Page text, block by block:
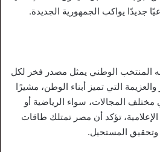
جديدًا يواكب الجمهورية الجديدة.
المنتخب الوطني يمثل مصدر فخر لكل
التي تميز أبناء الوطن، مشيرًا
مختلف المجالات، سواء الرياضية أو
الإعلامية، تؤكد أن مصر تمتلك طاقات
وتحقيق المستحيل.